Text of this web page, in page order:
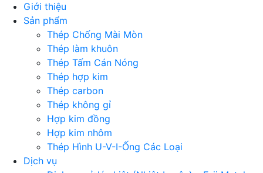
Giới thiệu
Sản phẩm
Thép Chống Mài Mòn
Thép làm khuôn
Thép Tấm Cán Nóng
Thép hợp kim
Thép carbon
Thép không gỉ
Hợp kim đồng
Hợp kim nhôm
Thép Hình U-V-I-Ống Các Loại
Dịch vụ